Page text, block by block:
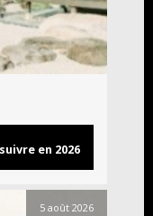
en 2026
5 août 2026